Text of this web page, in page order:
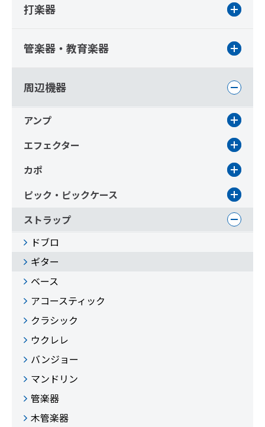
打楽器
管楽器・教育楽器
周辺機器
アンプ
エフェクター
カポ
ピック・ピックケース
ストラップ
ドブロ
ギター
ベース
アコースティック
クラシック
ウクレレ
バンジョー
マンドリン
管楽器
木管楽器